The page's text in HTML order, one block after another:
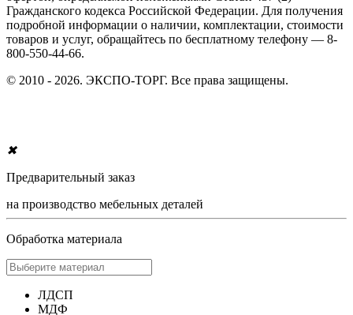
Гражданского кодекса Российской Федерации. Для получения
подробной информации о наличии, комплектации, стоимости
товаров и услуг, обращайтесь по бесплатному телефону — 8-
800-550-44-66.
© 2010 - 2026. ЭКСПО-ТОРГ. Все права защищены.
✖
Предварительный заказ
на производство мебельных деталей
Обработка материала
ЛДСП
МДФ